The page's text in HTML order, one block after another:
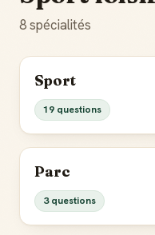
8 spécialités
Sport
19 questions
Parc
3 questions